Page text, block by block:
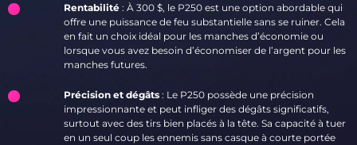
Rentabilité : À 300 $, le P250 est une option abordable qui
offre une puissance de feu substantielle sans se ruiner. Cela
en fait un choix idéal pour les manches d’économie ou
lorsque vous avez besoin d’économiser de l’argent pour les
manches futures.
Précision et dégâts : Le P250 possède une précision
impressionnante et peut infliger des dégâts significatifs,
surtout avec des tirs bien placés à la tête. Sa capacité à tuer
en un seul coup les ennemis sans casque à courte portée